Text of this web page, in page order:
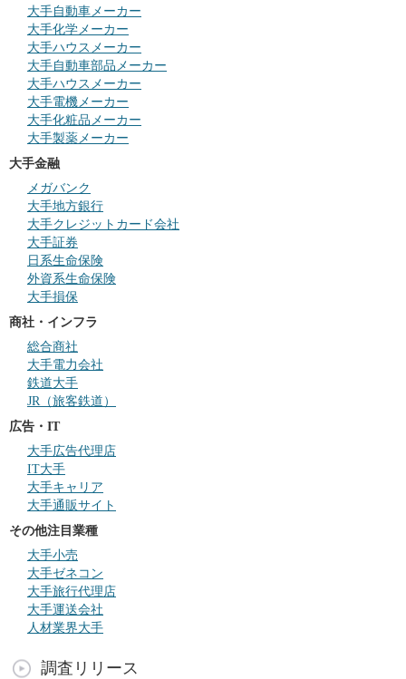
大手自動車メーカー
大手化学メーカー
大手ハウスメーカー
大手自動車部品メーカー
大手ハウスメーカー
大手電機メーカー
大手化粧品メーカー
大手製薬メーカー
大手金融
メガバンク
大手地方銀行
大手クレジットカード会社
大手証券
日系生命保険
外資系生命保険
大手損保
商社・インフラ
総合商社
大手電力会社
鉄道大手
JR（旅客鉄道）
広告・IT
大手広告代理店
IT大手
大手キャリア
大手通販サイト
その他注目業種
大手小売
大手ゼネコン
大手旅行代理店
大手運送会社
人材業界大手
調査リリース